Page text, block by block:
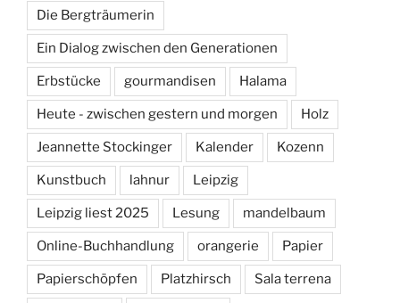
Die Bergträumerin
Ein Dialog zwischen den Generationen
Erbstücke gourmandisen Halama
Heute - zwischen gestern und morgen Holz
Jeannette Stockinger Kalender Kozenn
Kunstbuch lahnur Leipzig
Leipzig liest 2025 Lesung mandelbaum
Online-Buchhandlung orangerie Papier
Papierschöpfen Platzhirsch Sala terrena